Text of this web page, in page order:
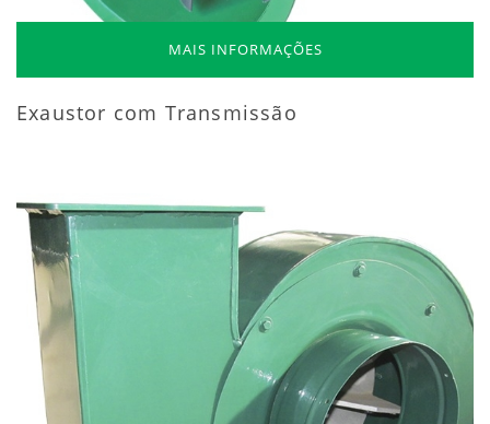
MAIS INFORMAÇÕES
Exaustor com Transmissão